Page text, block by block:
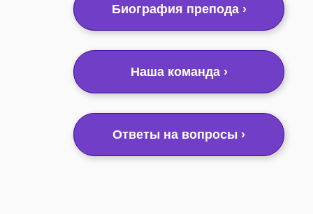
Ответы на вопросы ›
Наша команда ›
Биография препода ›